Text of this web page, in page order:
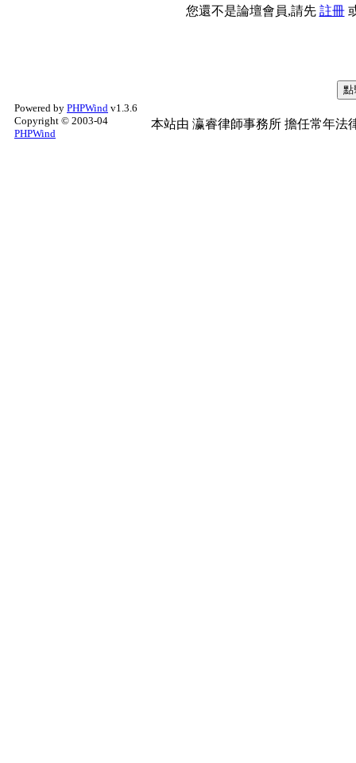
您還不是論壇會員,請先 註冊
Powered by PHPWind v1.3.6
Copyright © 2003-04
PHPWind
本站由 瀛睿律師事務所 擔任常年法